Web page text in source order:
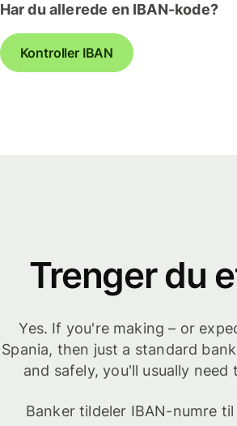
Har du allerede en IBAN-kode?
Kontroller IBAN
Trenger du
Yes. If you're making – or
Spania, then just a standard
and safely, you'll usually
Banker tildeler IBAN-numre